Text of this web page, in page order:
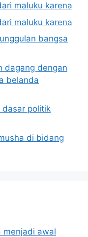
maluku karena
maluku karena
bangsa
dagang dengan
belanda
politik
di bidang
menjadi awal